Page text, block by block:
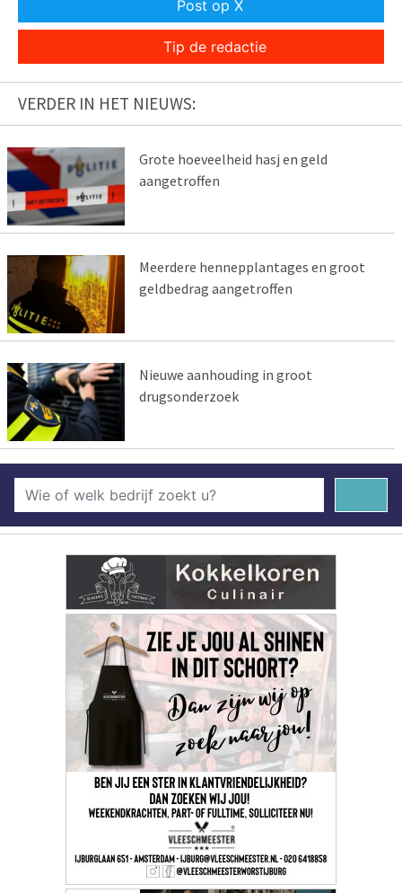
Post op X
Tip de redactie
VERDER IN HET NIEUWS:
Grote hoeveelheid hasj en geld
aangetroffen
Meerdere hennepplantages en groot
geldbedrag aangetroffen
Nieuwe aanhouding in groot
drugsonderzoek